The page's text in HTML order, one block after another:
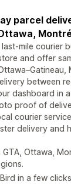
parcel
last-mile courier
and offer
between
dashboard in
proof of
courier
delivery and
Ottawa,
in a few